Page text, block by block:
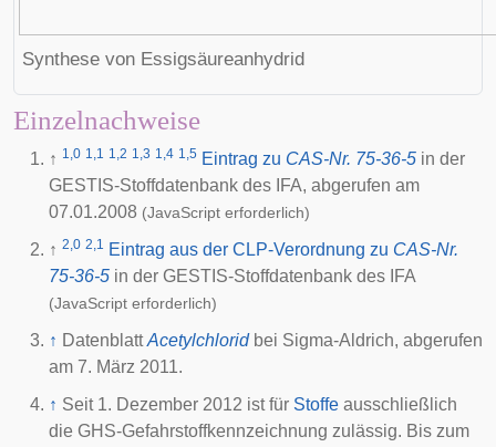
Synthese von Essigsäureanhydrid
Einzelnachweise
↑ 1,0 1,1 1,2 1,3 1,4 1,5 Eintrag zu CAS-Nr. 75-36-5 in der
GESTIS-Stoffdatenbank des IFA, abgerufen am
07.01.2008 (JavaScript erforderlich)
↑ 2,0 2,1 Eintrag aus der CLP-Verordnung zu CAS-Nr.
75-36-5 in der GESTIS-Stoffdatenbank des IFA
(JavaScript erforderlich)
↑ DatenblattAcetylchloridbei Sigma-Aldrich, abgerufen
am 7. März 2011.
↑ Seit 1. Dezember 2012 ist für Stoffe ausschließlich
die GHS-Gefahrstoffkennzeichnung zulässig. Bis zum